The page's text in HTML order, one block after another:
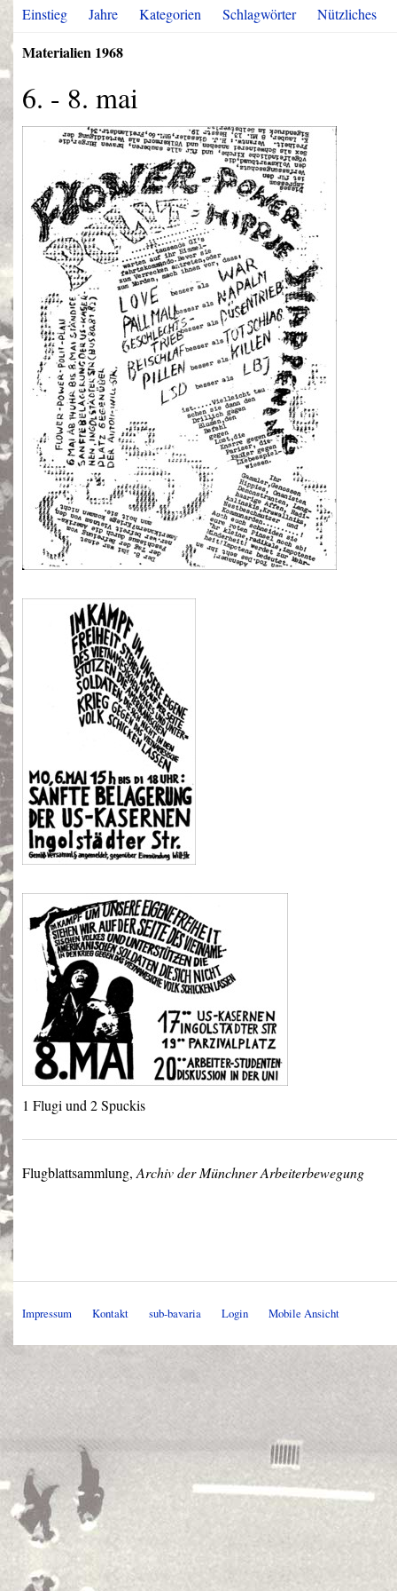
Einstieg Jahre Kategorien Schlagwörter Nützliches
Materialien 1968
6. - 8. mai
1 Flugi und 2 Spuckis
Flugblattsammlung, Archiv der Münchner Arbeiterbewegung
Impressum Kontakt sub-bavaria Login Mobile Ansicht